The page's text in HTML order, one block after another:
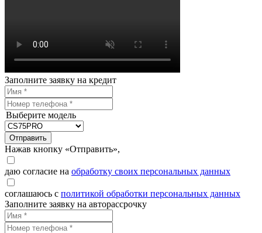
Заполните заявку на кредит
Выберите модель
Отправить
Нажав кнопку «Отправить»,
даю согласие на обработку своих персональных данных
соглашаюсь с политикой обработки персональных данных
Заполните заявку на авторассрочку